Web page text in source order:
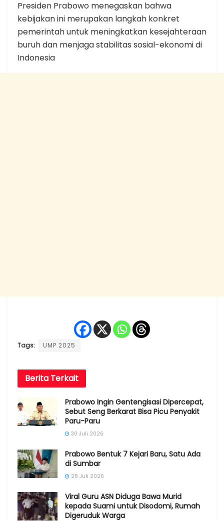
Presiden Prabowo menegaskan bahwa
kebijakan ini merupakan langkah konkret
pemerintah untuk meningkatkan kesejahteraan
buruh dan menjaga stabilitas sosial-ekonomi di
Indonesia
Tags: UMP 2025
Berita Terkait
Prabowo Ingin Gentengisasi Dipercepat,
Sebut Seng Berkarat Bisa Picu Penyakit
Paru-Paru
30 Juli 2026
Prabowo Bentuk 7 Kejari Baru, Satu Ada
di Sumbar
28 Juli 2026
Viral Guru ASN Diduga Bawa Murid
kepada Suami untuk Disodomi, Rumah
Digeruduk Warga